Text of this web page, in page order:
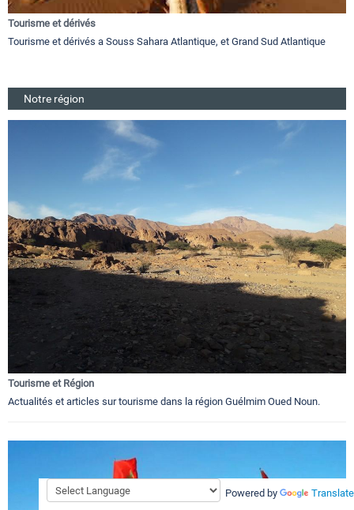
Tourisme et dérivés
Tourisme et dérivés a Souss Sahara Atlantique, et Grand Sud Atlantique
Notre région
Tourisme et Région
Actualités et articles sur tourisme dans la région Guélmim Oued Noun.
Powered by Translate